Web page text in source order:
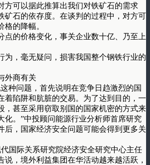
可以据此推算出我们对铁矿石的需求
矿石的依存度。在谈判的过程中，对方可
格的降幅。
的价格变化，事关企业数十亿、乃至上
，毫无疑问，损害我国整个钢铁行业的
商有关
问题，首先说明在竞争日趋激烈的国
着陷阱和肮脏的交易。为了达到目的，一
，甚至采用窃取别国的国家机密的方式来
化。”中投顾问能源行业分析师首席研究
后，国家经济安全问题可能会得到更多关
际关系研究院经济安全研究中心主任
说，境外利益集团在华活动越来越活跃，